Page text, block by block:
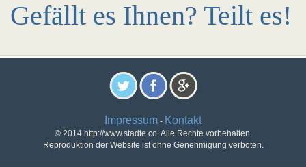
Gefällt es Ihnen? Teilt es!
Impressum - Kontakt
© 2014 http://www.stadte.co. Alle Rechte vorbehalten.
Reproduktion der Website ist ohne Genehmigung verboten.